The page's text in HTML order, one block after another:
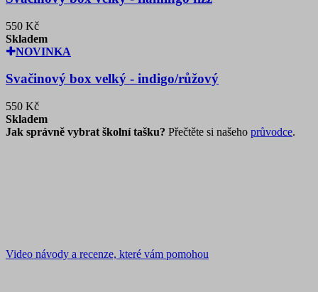
550 Kč
Skladem
NOVINKA
Svačinový box velký - indigo/růžový
550 Kč
Skladem
Jak správně vybrat školní tašku? Přečtěte si našeho průvodce.
Video návody a recenze, které vám pomohou